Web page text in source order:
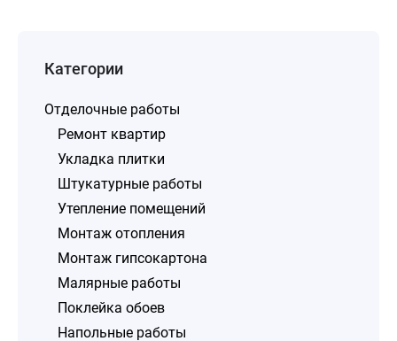
Категории
Отделочные работы
Ремонт квартир
Укладка плитки
Штукатурные работы
Утепление помещений
Монтаж отопления
Монтаж гипсокартона
Малярные работы
Поклейка обоев
Напольные работы